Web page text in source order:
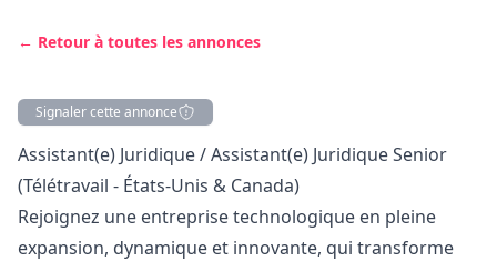
← Retour à toutes les annonces
Signaler cette annonce
Description
Assistant(e) Juridique / Assistant(e) Juridique Senior
(Télétravail - États-Unis & Canada)
Rejoignez une entreprise technologique en pleine
expansion, dynamique et innovante, qui transforme